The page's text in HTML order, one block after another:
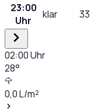
23:00
Uhr
klar 33
02:00Uhr
28°
0,0L/m²